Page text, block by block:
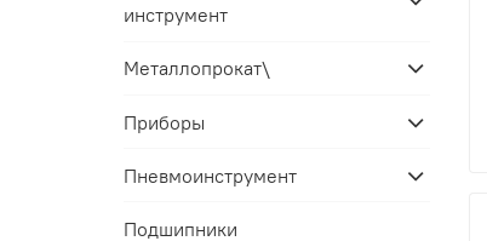
инструмент
Металлопрокат\
Приборы
Пневмоинструмент
Подшипники